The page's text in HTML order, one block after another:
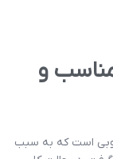
و
است که به سبب